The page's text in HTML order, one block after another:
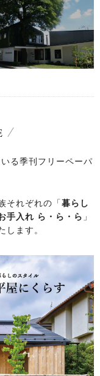
る季刊フリーペーパ
それぞれの「暮らし
手入れ ら・ら・ら 」
します。